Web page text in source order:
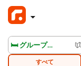
🛏️ グループルームを見る
すべて